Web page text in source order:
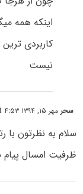
نیست
سحرمهر ۱۵, ۱۳۹۴ at ۴:۵۳ ب٫ظ
ظرفیت امسال پیام